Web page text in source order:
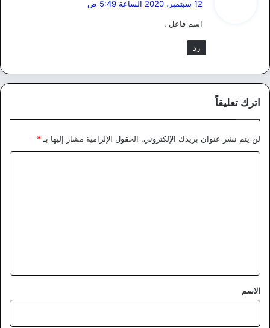
ل
12 سبتمبر، 2020 الساعة 5:49 ص
اسم فاعل .
رد
اترك تعليقاً
لن يتم نشر عنوان بريدك الإلكتروني. الحقول الإلزامية مشار إليها بـ *
*
الاسم